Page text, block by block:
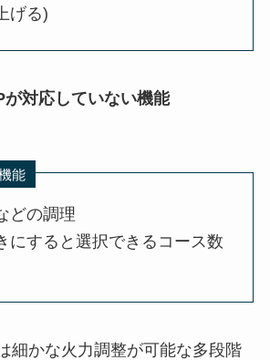
げる)
が対応していない機能
能
どの調理
にすると選択できるコース数
細かな火力調整が可能な多段階